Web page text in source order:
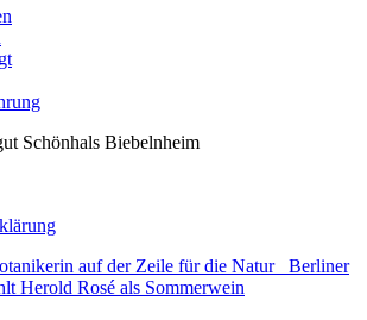
Schönhals Biebelnheim
auf der Zeile für die Natur
Berliner
Herold Rosé als Sommerwein